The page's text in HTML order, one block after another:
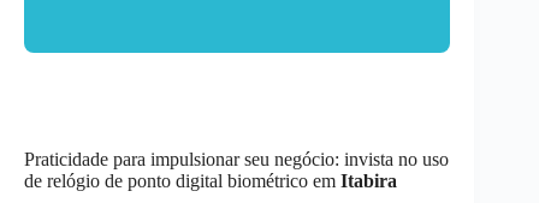
Praticidade para impulsionar seu negócio: invista no uso
de relógio de ponto digital biométrico em Itabira